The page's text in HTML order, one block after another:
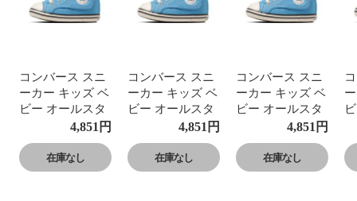
コンバース スニ
ーカー キッズ ベ
ビー オールスタ
ー イージーテー
プ 子供靴
CONVERSE
BABY ALL STAR
4,851円
在庫なし
コンバース スニ
ーカー キッズ ベ
ビー オールスタ
ー イージーテー
プ 子供靴
CONVERSE
BABY ALL STAR
4,851円
在庫なし
コンバース スニ
ーカー キッズ ベ
ビー オールスタ
ー イージーテー
プ 子供靴
CONVERSE
BABY ALL STAR
4,851円
在庫なし